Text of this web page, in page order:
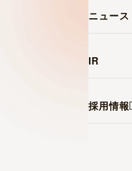
ニュース
IR
採用情報